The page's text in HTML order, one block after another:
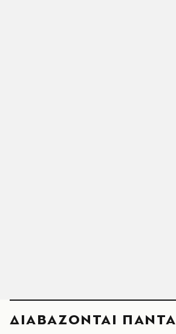
ΔΙΑΒΑΖΟΝΤΑΙ ΠΑΝΤΑ